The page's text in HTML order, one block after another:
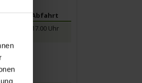
Abfahrt
17.00 Uhr
Uhr